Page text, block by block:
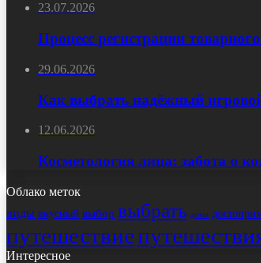
23.07.2026
Процесс регистрации
29.06.2026
Как выбрать надёжный
12.06.2026
Косметология лица: забота о
Облако меток
виды вкусный выбор выбрать дома
путешествие
Интересное